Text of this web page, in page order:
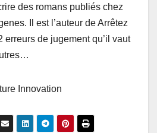
des romans publiés chez
Il est l’auteur de Arrêtez
erreurs de jugement qu’il vaut
Innovation